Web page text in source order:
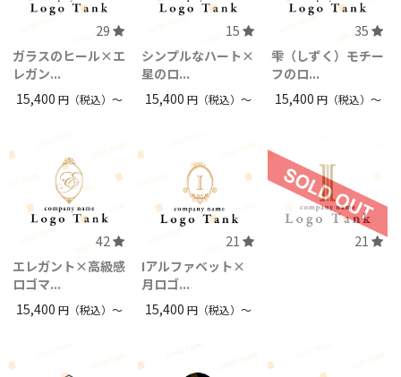
29
ガラスのヒール×エ
レガン...
15,400 円（税込）〜
15
シンプルなハート×
星のロ...
15,400円（税込）〜
35
雫（しずく）モチー
フのロ...
15,400 円（税込）〜
42
エレガント×高級感
ロゴマ...
15,400 円（税込）〜
21
Iアルファベット×
月ロゴ...
15,400円（税込）〜
21